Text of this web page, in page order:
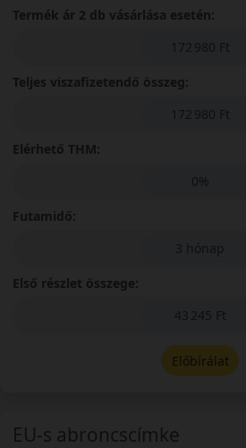
Termék ár 2 db vásárlása esetén:
172 980 Ft
Teljes viszafizetendő összeg:
172 980 Ft
Elérhető THM:
0%
Futamidő:
3 hónap
Első részlet összege:
43 245 Ft
Előbírálat
EU-s abroncscímke